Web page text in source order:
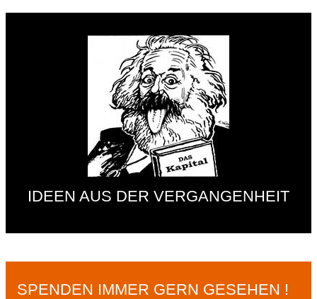
IDEEN AUS DER VERGANGENHEIT
SPENDEN IMMER GERN GESEHEN !